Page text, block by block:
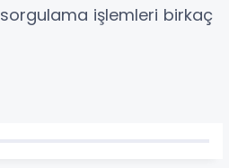
işlemleri birkaç